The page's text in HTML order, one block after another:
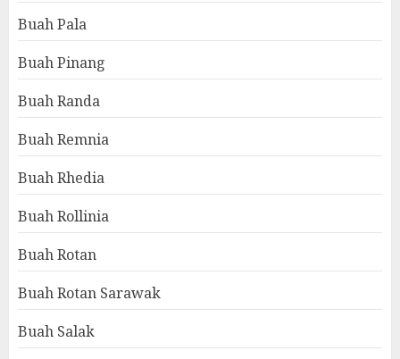
Buah Pala
Buah Pinang
Buah Randa
Buah Remnia
Buah Rhedia
Buah Rollinia
Buah Rotan
Buah Rotan Sarawak
Buah Salak